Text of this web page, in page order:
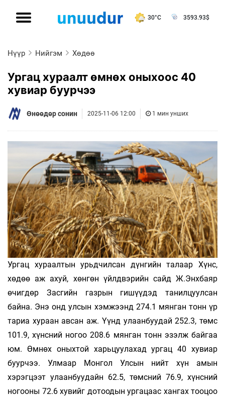
30°C 3593.93$
Нүүр Нийгэм Хөдөө
Ургац хураалт өмнөх оныхоос 40
хувиар буурчээ
Өнөөдөр сонин 2025-11-06 12:00 1 мин унших
Ургац хураалтын урьдчилсан дүнгийн талаар Хүнс,
хөдөө аж ахуй, хөнгөн үйлдвэрийн сайд Ж.Энхбаяр
өчигдөр Засгийн газрын гишүүдэд танилцуулсан
байна. Энэ онд улсын хэмжээнд 274.1 мянган тонн үр
тариа хураан авсан аж. Үүнд улаанбуудай 252.3, төмс
101.9, хүнсний ногоо 208.6 мянган тонн эзэлж байгаа
юм. Өмнөх оныхтой харьцуулахад ургац 40 хувиар
буурчээ. Улмаар Монгол Улсын нийт хүн амын
хэрэгцээт улаанбуудайн 62.5, төмсний 76.9, хүнсний
ногооны 72.6 хувийг дотоодын ургацаас хангах тооцоо